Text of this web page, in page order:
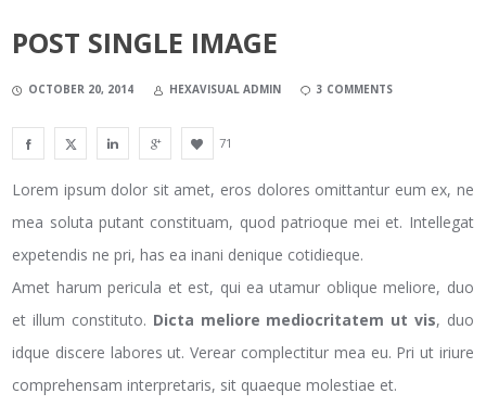
POST SINGLE IMAGE
OCTOBER 20, 2014 HEXAVISUAL ADMIN 3 COMMENTS
71
Lorem ipsum dolor sit amet, eros dolores omittantur eum ex, ne
mea soluta putant constituam, quod patrioque mei et. Intellegat
expetendis ne pri, has ea inani denique cotidieque.
Amet harum pericula et est, qui ea utamur oblique meliore, duo
et illum constituto. Dicta meliore mediocritatem ut vis, duo
idque discere labores ut. Verear complectitur mea eu. Pri ut iriure
comprehensam interpretaris, sit quaeque molestiae et.